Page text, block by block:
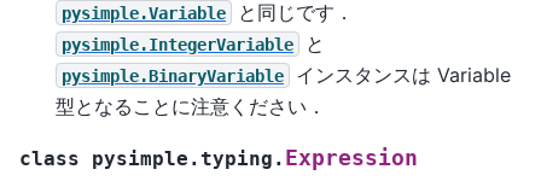
pysimple.Variable と同じです．
pysimple.IntegerVariable と
pysimple.BinaryVariable
インスタンスは Variable
型となることに注意ください．
class pysimple.typing. Expression